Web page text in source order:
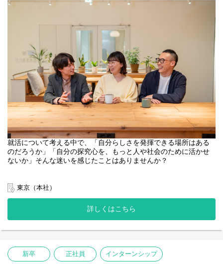
・大学で心理、福祉などを学んでおり、その知見を活かしたい
・メンタルヘルス領域に興味があるが、「持続可能なビジネス」
として関わりたい
・業界のパイオニアがどうやって事業展開しているのか、ビジネ
スモデルに関心がある
・資格の活かし方や、対人支援としてのキャリアの築き方
・働く人が「自分らしく進む」ためのインフラをつくる一員にな
りたい
お申込後、順次参加のご案内をさせていただきます。
お住まいの地域や就活のフェーズ、専門知識の有無を問わず、ど
なたでも参加できるオンラインイベントです。
社会課題解決ビジネスの最前線に触れてみたい方は、ぜひお気軽
にご応募ください。
をお話しします。
「ボランティア」で終わらせないソーシャルビジネスの可能性
や、福祉、心理領域、メンタルヘルス領域におけるキャリアの選
択肢を広げるヒントを、ぜひこのイベントで見つけてください。
心理・福祉を学んでいる方はもちろん、メンタルヘルス領域のビ
ジネスに関心がある方のご参加をお待ちしています！
【開催日時】
8月19日（水）16:00-17:30
【参加方法】
オンライン（Zoom）
【服装】
自由（ぜひ私服でご参加ください！）
【参加対象】
ます！
【当日のスケジュール】 ※変更の可能性があります
・会社紹介：取締役からソーシャルビジネスのリアルをお伝えし
・取締役・社員との座談会：社会を動かす実感を語る！取締役・
・今後の流れについてご案内 ※アンケートのご協力をお願いし
ております
就活について考える中で、「自分らしさを発揮できる場所はある
のだろうか」「自分の探究心を、もっと人や社会のために活かせ
ないか」そんな迷いを感じたことはありませんか？
解のない社会課題にビジネスで挑む私たちリヴァが開催するオー
プン・カンパニーです。
「そもそも自分らしく働くとはなにか」「社会を動かす実感とは
どういうことか」について、単なる会社説明でなく、みなさんと
お話ししながら考えていきます。
ビジネスとして社会課題に挑む代表や、当事者意識を持って働く
社員のリアルなストーリーは、みなさんのキャリアの選択肢を広
東京（本社）
詳しくはこちら
新卒 正社員 インターンシップ